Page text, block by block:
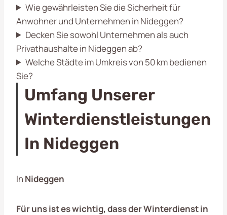
Wie gewährleisten Sie die Sicherheit für
Anwohner und Unternehmen in Nideggen?
Decken Sie sowohl Unternehmen als auch
Privathaushalte in Nideggen ab?
Welche Städte im Umkreis von 50 km bedienen
Sie?
Umfang Unserer
Winterdienstleistungen
In Nideggen
In Nideggen
Für uns ist es wichtig, dass der Winterdienst in